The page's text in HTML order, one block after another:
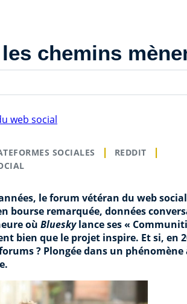
chemins
web social
SOCIALES
REDDIT
le forum vétéran du web
remarquée, données
où Blueskylance ses «
bien que le projet inspire. Et si, en
? Plongée dans un phénomène